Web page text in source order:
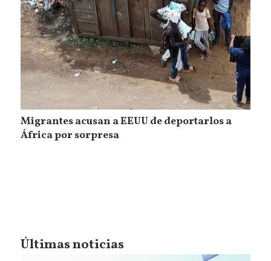
Migrantes acusan a EEUU de deportarlos a
África por sorpresa
Últimas noticias